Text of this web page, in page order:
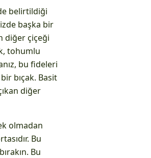
belirtildiği
başka bir
diğer çiçeği
tohumlu
bu fideleri
bıçak. Basit
diğer
olmadan
Bu
Bu